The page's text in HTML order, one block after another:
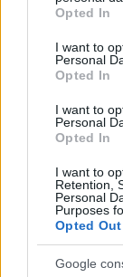
grant or deny
use your data
consent section.
Opted In
I want to
Personal
Opted In
I want to
Personal
Opted In
I want to
Retention,
Personal
Purposes
Opted Out
Google
látványosabbá
versenyzők
a szurkolók
A Blick veterán
Bernie
„Lenyűgöz a
izgalmasak.
korábban
mondta Marko,
szabályok miatt
csatának.